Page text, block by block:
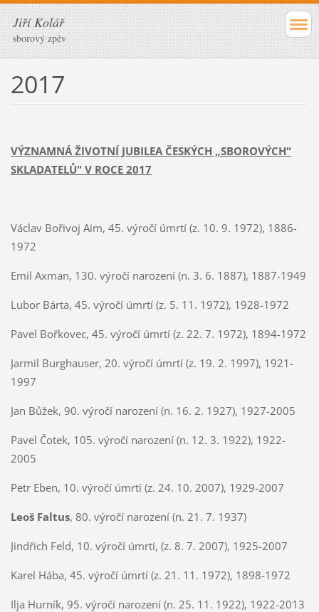
Jiří Kolář
sborový zpěv
2017
VÝZNAMNÁ ŽIVOTNÍ JUBILEA ČESKÝCH „SBOROVÝCH“
SKLADATELŮ" V ROCE 2017
Václav Bořivoj Aim, 45. výročí úmrtí (z. 10. 9. 1972), 1886-
1972
Emil Axman, 130. výročí narození (n. 3. 6. 1887), 1887-1949
Lubor Bárta, 45. výročí úmrtí (z. 5. 11. 1972), 1928-1972
Pavel Bořkovec, 45. výročí úmrtí (z. 22. 7. 1972), 1894-1972
Jarmil Burghauser, 20. výročí úmrtí (z. 19. 2. 1997), 1921-
1997
Jan Bůžek, 90. výročí narození (n. 16. 2. 1927), 1927-2005
Pavel Čotek, 105. výročí narození (n. 12. 3. 1922), 1922-
2005
Petr Eben, 10. výročí úmrtí (z. 24. 10. 2007), 1929-2007
Leoš Faltus, 80. výročí narození (n. 21. 7. 1937)
Jindřich Feld, 10. výročí úmrtí, (z. 8. 7. 2007), 1925-2007
Karel Hába, 45. výročí úmrtí (z. 21. 11. 1972), 1898-1972
Ilja Hurník, 95. výročí narození (n. 25. 11. 1922), 1922-2013